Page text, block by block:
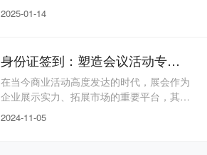
正是利用这一特性，通
到流程。身份证里存储了个人的关键信息，
确地读取这些信息，并与会议系统后台提前
录入的参会人员信息进行比对。二、传统签
到的那些“小烦恼”（一）效率低下，排队排
到“怀疑人生”传统的签到方式，比如人工签
单位、联系方式
2025-01-14
身份证签到：塑造会议活动专业形象的不二之选
在当今商业活动高度发达的时代，展会作为
企业展示实力、拓展市场的重要平台，其专
形象的展会，能够吸引更多优质的参展商和
2024-11-05